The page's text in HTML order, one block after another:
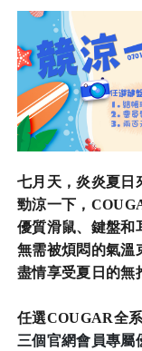
七月天，炎炎夏日
勁涼一下，
優質滑鼠、鍵盤和
無需被煩悶的氣溫
盡情享受夏日的無
任選COUGAR全
三個官網會員專屬